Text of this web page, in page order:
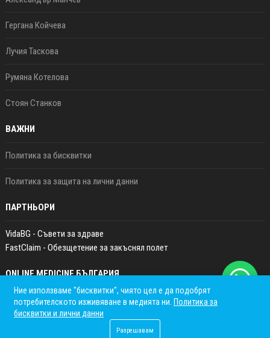
Гергана Койчева
Лучия Таскова
Румяна Котелова
Стоян Станков
ВАЖНИ
Политика за бисквитки
Политика за защита на лични данни
ПАРТНЬОРИ
VidaBG - Съвети за здраве
FastClaim - Обезщетение за закъснял полет
ONLINE MEDICINE БЪЛГАРИЯ
© 2022 - 2025 Online Medicine България | Crafted with love by
Ние използваме "бисквитки", чиято цел е да подобрят
потребителското изживяване в медията ни. Политика за
бисквитки и лични данни
Разрешавам